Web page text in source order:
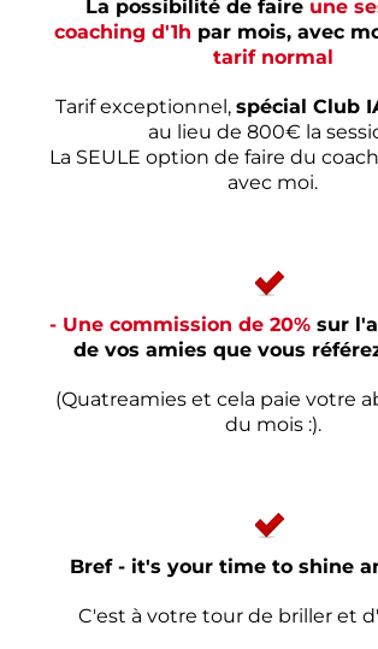
La possibilité de faire une
coaching d'1h par mois, avec
tarif normal
Tarif exceptionnel, spécial Club
au lieu de 800€ la
La SEULE option de faire du
avec moi.
- Une commission de 20% sur
de vos amies que vous
(Quatreamies et cela paie votre
du mois :).
Bref - it's your time to shine
C'est à votre tour de briller et